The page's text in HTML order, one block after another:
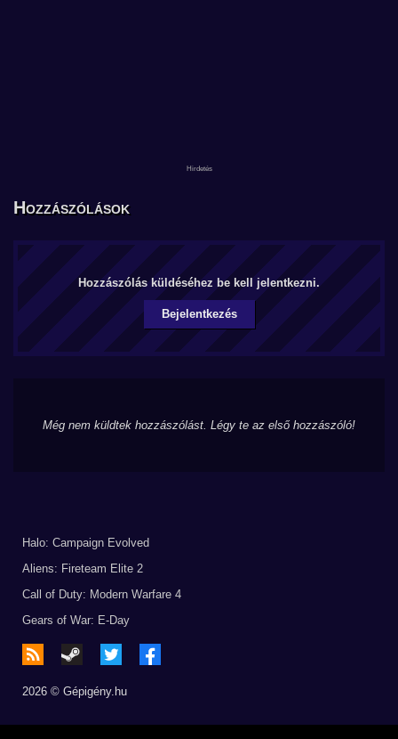
Hozzászólások
Hozzászólás küldéséhez be kell jelentkezni.
Bejelentkezés
Még nem küldtek hozzászólást. Légy te az első hozzászóló!
Halo: Campaign Evolved
Aliens: Fireteam Elite 2
Call of Duty: Modern Warfare 4
Gears of War: E-Day
2026 © Gépigény.hu